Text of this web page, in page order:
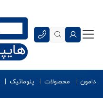
دامون محصولات پنوماتیک